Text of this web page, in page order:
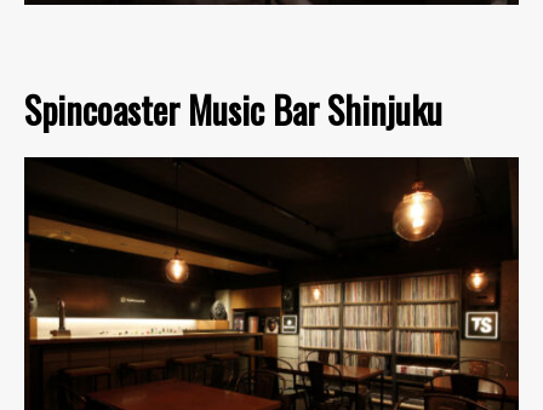
Spincoaster Music Bar Shinjuku